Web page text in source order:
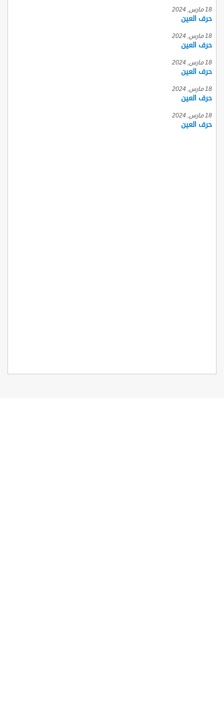
18 مارس, 2024
حرف العين
18 مارس, 2024
حرف العين
18 مارس, 2024
حرف العين
18 مارس, 2024
حرف العين
18 مارس, 2024
حرف العين